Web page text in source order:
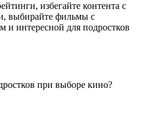
избегайте контента с
выбирайте фильмы с
интересной для подростков
при выборе кино?